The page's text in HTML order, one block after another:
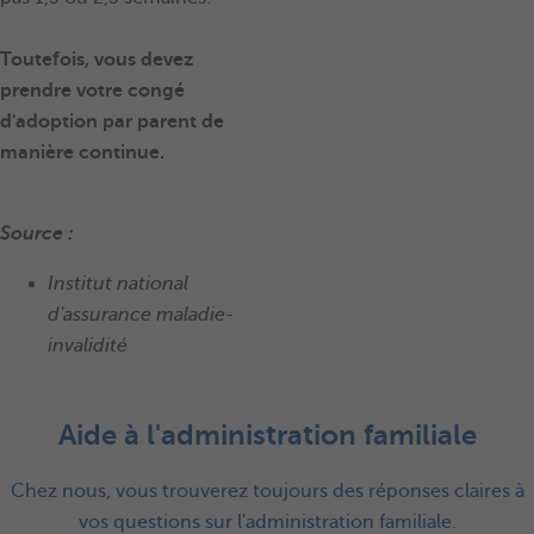
Toutefois, vous devez
prendre votre congé
d'adoption par parent de
manière continue.
Source :
Institut national
d'assurance maladie-
invalidité
Aide à l'administration familiale
Chez nous, vous trouverez toujours des réponses claires à
vos questions sur l'administration familiale.